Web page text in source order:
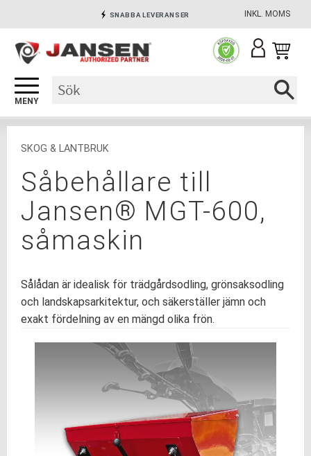
Meny
INKL. MOMS
SNABBA LEVERANSER
SÄKRA BETALNINGAR
SKOG & LANTBRUK
Såbehållare till
Jansen® MGT-600,
såmaskin
Sålådan är idealisk för trädgårdsodling, grönsaksodling
och landskapsarkitektur, och säkerställer jämn och
exakt fördelning av en mängd olika frön.